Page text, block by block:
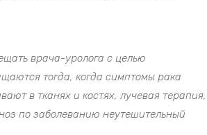
врача-уролога с целью
тогда, когда симптомы рака
в тканях и костях, лучевая терапия,
по заболеванию неутешительный